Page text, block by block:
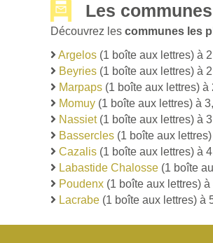
Les
Découvrez les communes les
Argelos (1 boîte aux lettres) à
Beyries (1 boîte aux lettres) à
Marpaps (1 boîte aux lettres) à
Momuy (1 boîte aux lettres) à
Nassiet(1 boîte aux lettres) à
Bassercles (1 boîte aux
Cazalis (1 boîte aux lettres) à
Labastide Chalosse (1 boîte
Poudenx (1 boîte aux lettres) à
Lacrabe (1 boîte aux lettres) à